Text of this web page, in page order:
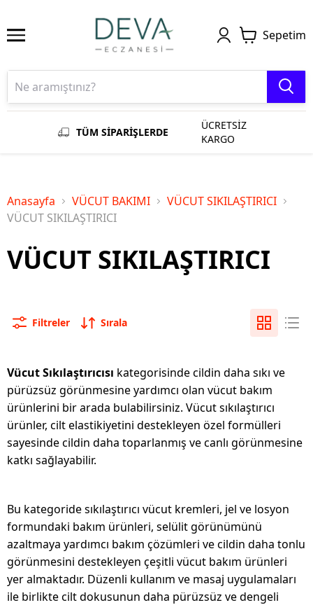
Sepetim
TÜM SİPARİŞLERDE
ÜCRETSİZ
KARGO
Anasayfa VÜCUT BAKIMI
VÜCUT SIKILAŞTIRICI
VÜCUT SIKILAŞTIRICI
VÜCUT SIKILAŞTIRICI
Filtreler Sırala
Vücut Sıkılaştırıcısı kategorisinde cildin daha sıkı ve
pürüzsüz görünmesine yardımcı olan vücut bakım
ürünlerini bir arada bulabilirsiniz. Vücut sıkılaştırıcı
ürünler, cilt elastikiyetini destekleyen özel formülleri
sayesinde cildin daha toparlanmış ve canlı görünmesine
katkı sağlayabilir.
Bu kategoride sıkılaştırıcı vücut kremleri, jel ve losyon
formundaki bakım ürünleri, selülit görünümünü
azaltmaya yardımcı bakım çözümleri ve cildin daha tonlu
görünmesini destekleyen çeşitli vücut bakım ürünleri
yer almaktadır. Düzenli kullanım ve masaj uygulamaları
ile birlikte cilt dokusunun daha pürüzsüz ve dengeli